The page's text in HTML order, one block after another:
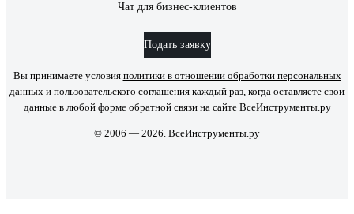
Чат для бизнес-клиентов
Подать заявку
Вы принимаете условия политики в отношении обработки персональных
данных и пользовательского соглашения каждый раз, когда оставляете свои
данные в любой форме обратной связи на сайте ВсеИнструменты.ру
© 2006 — 2026. ВсеИнструменты.ру